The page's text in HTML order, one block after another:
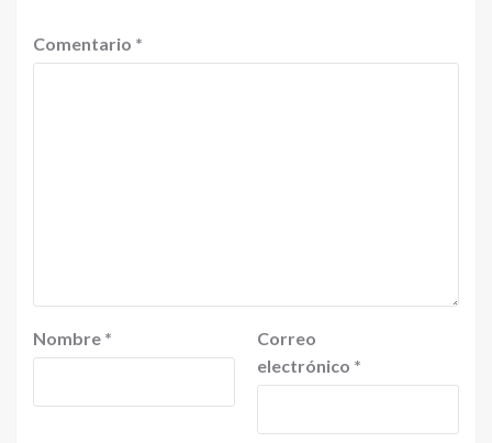
Comentario *
Nombre *
Correo
electrónico *